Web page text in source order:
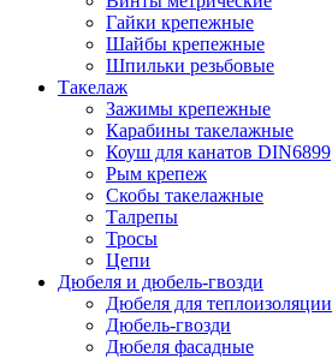
Гайки крепежные
Шайбы крепежные
Шпильки резьбовые
Такелаж
Зажимы крепежные
Карабины такелажные
Коуш для канатов DIN6899
Рым крепеж
Скобы такелажные
Талрепы
Тросы
Цепи
Дюбеля и дюбель-гвозди
Дюбеля для теплоизоляции
Дюбель-гвозди
Дюбеля фасадные